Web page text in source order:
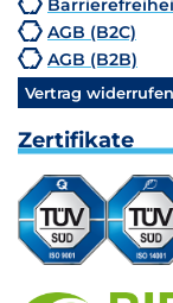
AGB (B2C)
AGB (B2B)
Vertrag widerrufen
Zertifikate